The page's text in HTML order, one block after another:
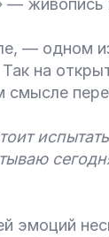
—
— одном
на
смысле
эмоций